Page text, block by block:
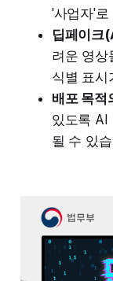
'사업자'로
딥페이크
려운 영상
식별 표시
배포 목적
있도록 AI
될 수 있